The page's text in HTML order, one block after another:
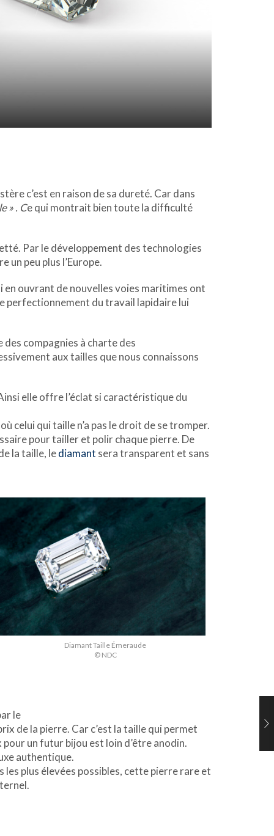
c’est en raison de sa dureté. Car dans
» . Ce qui montrait bien toute la difficulté
Par le développement des technologies
un peu plus l’Europe.
en ouvrant de nouvelles voies maritimes ont
perfectionnement du travail lapidaire lui
compagnies à charte des
aux tailles que nous connaissons
elle offre l’éclat si caractéristique du
celui qui taille n’a pas le droit de se tromper.
pour tailler et polir chaque pierre. De
la taille, lediamant sera transparent et sans
Diamant Taille Émeraude
© NDC
le
de la pierre. Car c’est la taille qui permet
un futur bijou est loin d’être anodin.
authentique.
les plus élevées possibles, cette pierre rare et